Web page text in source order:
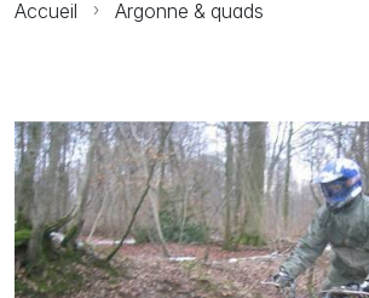
Accueil Argonne & quads
Photo Argonne & quads